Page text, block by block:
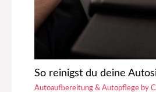
So reinigst du deine
Autoaufbereitung & Autopflege by